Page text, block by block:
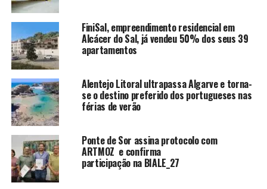
FiniSal, empreendimento residencial em
Alcácer do Sal, já vendeu 50% dos seus 39
apartamentos
Alentejo Litoral ultrapassa Algarve e torna-
se o destino preferido dos portugueses nas
férias de verão
Ponte de Sor assina protocolo com
ARTMOZ e confirma
participação na BIALE_27